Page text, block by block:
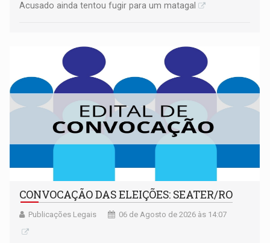
Acusado ainda tentou fugir para um matagal
CONVOCAÇÃO DAS ELEIÇÕES: SEATER/RO
Publicações Legais 06 de Agosto de 2026 às 14:07